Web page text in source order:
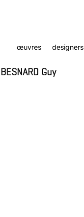
œuvres designers
BESNARD Guy